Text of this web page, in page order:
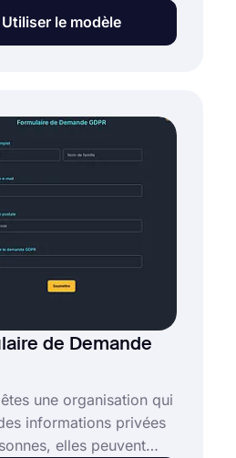
Les champs
pour émettre une
à utiliser ce modèle
de demande de
clics.
Utiliser le modèle
de Demande
une organisation qui
informations privées
elles peuvent